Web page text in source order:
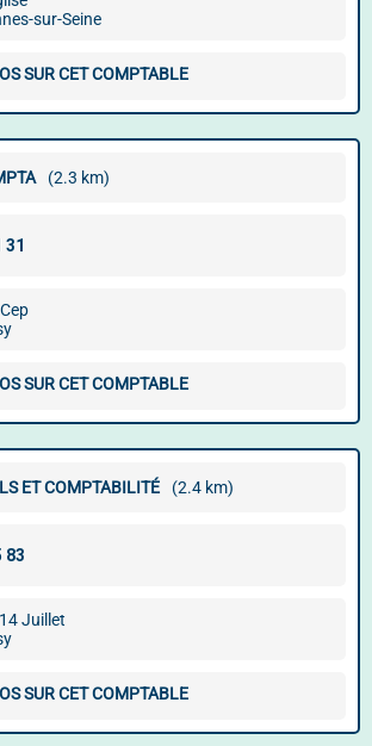
sur-Seine
SUR CET COMPTABLE
(2.3 km)
SUR CET COMPTABLE
ET COMPTABILITÉ (2.4 km)
Juillet
SUR CET COMPTABLE